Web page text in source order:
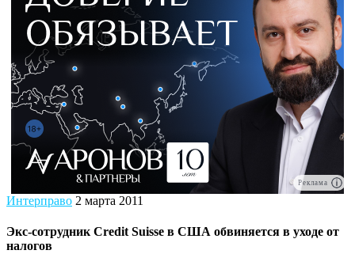
Реклама
Интерправо 2 марта 2011
Экс-сотрудник Credit Suisse в США обвиняется в уходе от
налогов